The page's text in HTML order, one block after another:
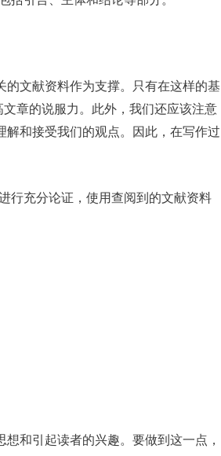
文献资料作为支撑。只有在这样的基
章的说服力。此外，我们还应该注意
和接受我们的观点。因此，在写作过
行充分论证，使用查阅到的文献资料
和引起读者的兴趣。要做到这一点，